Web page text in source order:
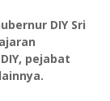
DIY Sri
pejabat